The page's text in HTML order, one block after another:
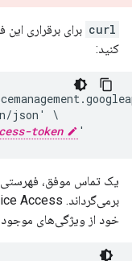
curl برای برقراری این
کنید:
json' \
token '
یک تماس موفق، فهرستی
خود از ویژگی‌های موجود